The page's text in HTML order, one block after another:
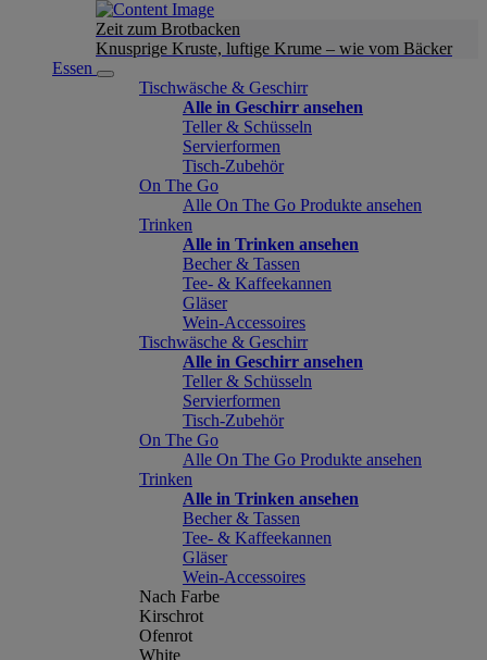
Zeit zum Brotbacken
Knusprige Kruste, luftige Krume – wie vom Bäcker
Essen
Tischwäsche & Geschirr
Alle in Geschirr ansehen
Teller & Schüsseln
Servierformen
Tisch-Zubehör
On The Go
Alle On The Go Produkte ansehen
Trinken
Alle in Trinken ansehen
Becher & Tassen
Tee- & Kaffeekannen
Gläser
Wein-Accessoires
Tischwäsche & Geschirr
Alle in Geschirr ansehen
Teller & Schüsseln
Servierformen
Tisch-Zubehör
On The Go
Alle On The Go Produkte ansehen
Trinken
Alle in Trinken ansehen
Becher & Tassen
Tee- & Kaffeekannen
Gläser
Wein-Accessoires
Nach Farbe
Kirschrot
Ofenrot
White